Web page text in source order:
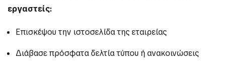
εργαστείς:
Επισκέψου την ιστοσελίδα της εταιρείας
Διάβασε πρόσφατα δελτία τύπου ή ανακοινώσεις